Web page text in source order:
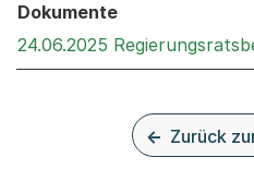
Dokumente
24.06.2025
Zurück